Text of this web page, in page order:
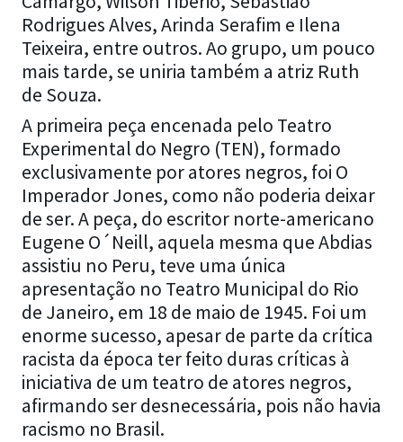
Rodrigues Alves, Arinda Serafim e Ilena
Teixeira, entre outros. Ao grupo, um pouco
mais tarde, se uniria também a atriz Ruth
de Souza.
A primeira peça encenada pelo Teatro
Experimental do Negro (TEN), formado
exclusivamente por atores negros, foi O
Imperador Jones, como não poderia deixar
de ser. A peça, do escritor norte-americano
Eugene O´Neill, aquela mesma que Abdias
assistiu no Peru, teve uma única
apresentação no Teatro Municipal do Rio
de Janeiro, em 18 de maio de 1945. Foi um
enorme sucesso, apesar de parte da crítica
racista da época ter feito duras críticas à
iniciativa de um teatro de atores negros,
afirmando ser desnecessária, pois não havia
racismo no Brasil.